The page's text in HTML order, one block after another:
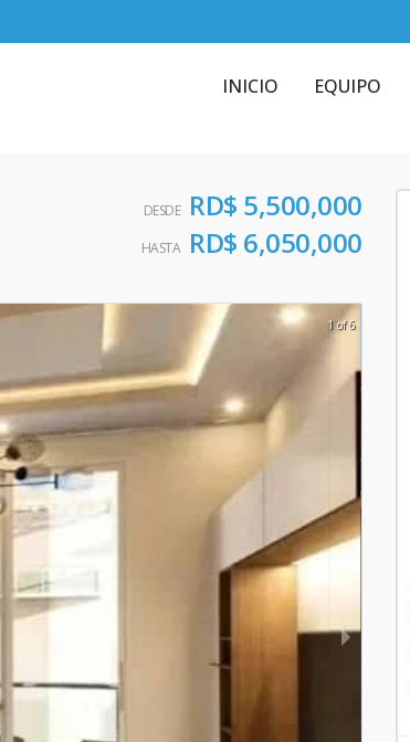
INICIO EQUIPO
DESDE RD$ 5,500,000
HASTA RD$ 6,050,000
1 of 6